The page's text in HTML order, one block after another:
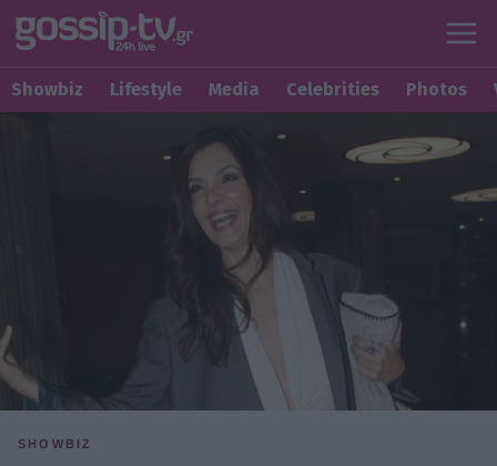
Showbiz Lifestyle Media Celebrities Photos
SHOWBIZ